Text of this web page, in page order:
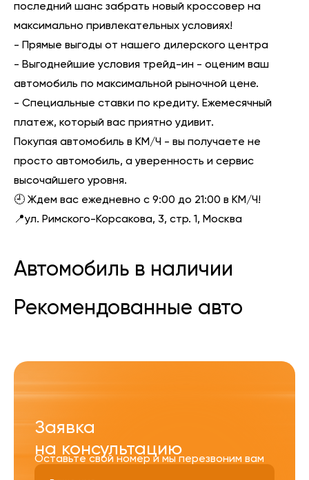
последний шанс забрать новый кроссовер на
максимально привлекательных условиях!
- Прямые выгоды от нашего дилерского центра
- Выгоднейшие условия трейд-ин - оценим ваш
автомобиль по максимальной рыночной цене.
- Специальные ставки по кредиту. Ежемесячный
платеж, который вас приятно удивит.
Покупая автомобиль в КМ/Ч - вы получаете не
просто автомобиль, а уверенность и сервис
высочайшего уровня.
🕘 Ждем вас ежедневно с 9:00 до 21:00 в КМ/Ч!
📍ул. Римского-Корсакова, 3, стр. 1, Москва
Автомобиль в наличии
Рекомендованные авто
Заявка
на консультацию
Оставьте свой номер и мы перезвоним вам